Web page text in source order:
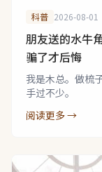
科普 2026-08-01
朋友送的水牛
骗了才后悔
我是木总。做梳
手过不少。
阅读更多 →